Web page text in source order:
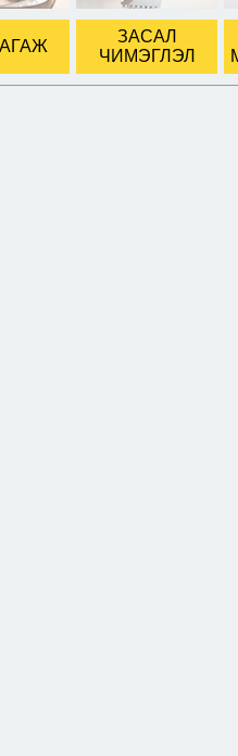
ЗАСАЛ
ЧИМЭГЛЭЛ